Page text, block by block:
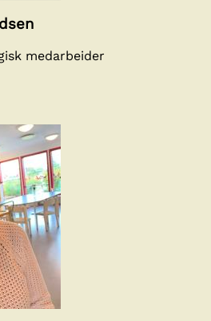
medarbeider